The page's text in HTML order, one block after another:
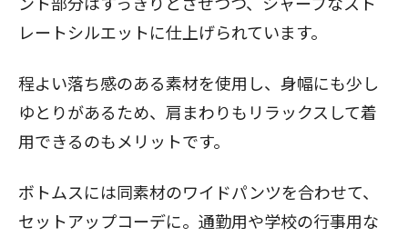
レートシルエットに仕上げられています。
程よい落ち感のある素材を使用し、身幅にも少し
ゆとりがあるため、肩まわりもリラックスして着
用できるのもメリットです。
ボトムスには同素材のワイドパンツを合わせて、
セットアップコーデに。通勤用や学校の行事用な